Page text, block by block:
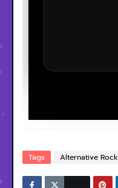
Tags Alternative Rock